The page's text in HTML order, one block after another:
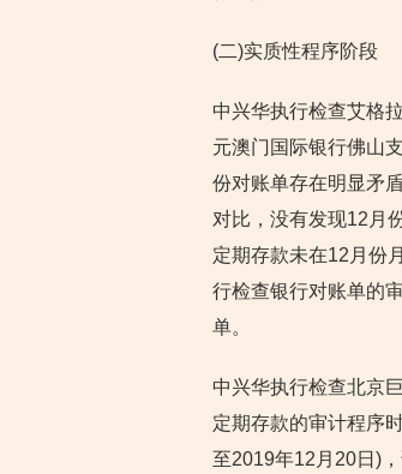
(二)实质性程序阶段
中兴华执行检查艾格
元澳门国际银行佛山
份对账单存在明显矛
对比，没有发现12月
定期存款未在12月份
行检查银行对账单的
单。
中兴华执行检查北京
定期存款的审计程序
至2019年12月20日)